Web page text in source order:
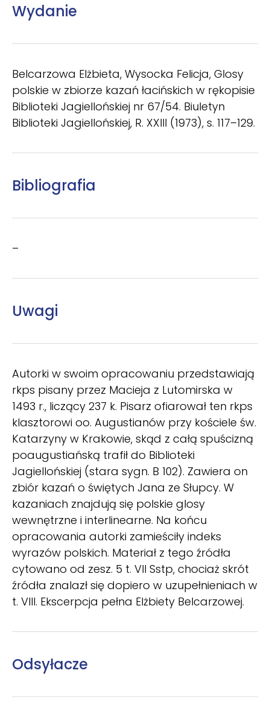
Wydanie
Belcarzowa Elżbieta, Wysocka Felicja, Glosy
polskie w zbiorze kazań łacińskich w rękopisie
Biblioteki Jagiellońskiej nr 67/54. Biuletyn
Biblioteki Jagiellońskiej, R. XXIII (1973), s. 117–129.
Bibliografia
–
Uwagi
Autorki w swoim opracowaniu przedstawiają
rkps pisany przez Macieja z Lutomirska w
1493 r., liczący 237 k. Pisarz ofiarował ten rkps
klasztorowi oo. Augustianów przy kościele św.
Katarzyny w Krakowie, skąd z całą spuścizną
poaugustiańską trafił do Biblioteki
Jagiellońskiej (stara sygn. B 102). Zawiera on
zbiór kazań o świętych Jana ze Słupcy. W
kazaniach znajdują się polskie glosy
wewnętrzne i interlinearne. Na końcu
opracowania autorki zamieściły indeks
wyrazów polskich. Materiał z tego źródła
cytowano od zesz. 5 t. VII Sstp, chociaż skrót
źródła znalazł się dopiero w uzupełnieniach w
t. VIII. Ekscerpcja pełna Elżbiety Belcarzowej.
Odsyłacze